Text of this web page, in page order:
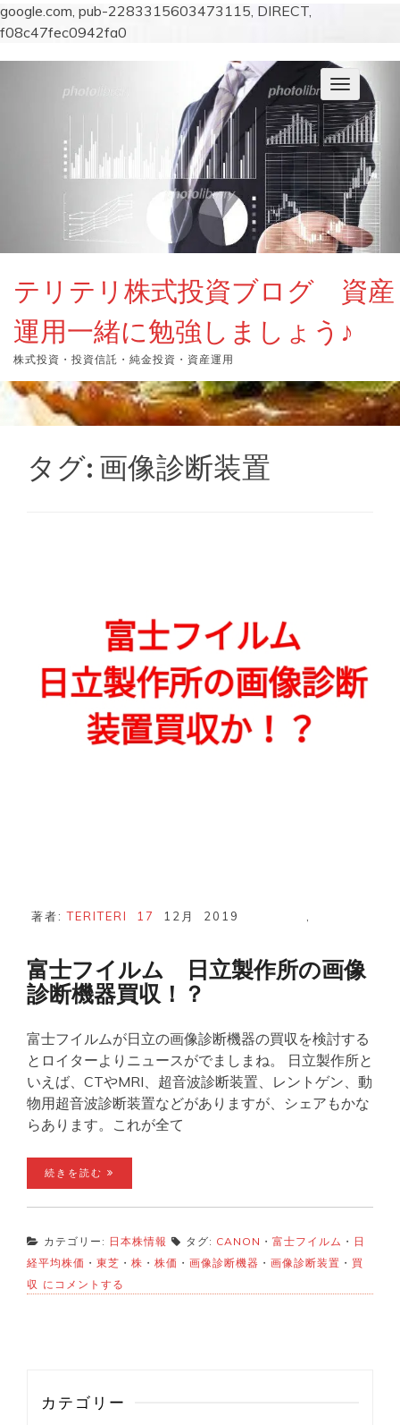
google.com, pub-2283315603473115, DIRECT,
f08c47fec0942fa0
ナ
ビ
ゲ
ー
シ
ョ
ン
を
切
り
替
テリテリ株式投資ブログ 資産
運用一緒に勉強しましょう♪
株式投資・投資信託・純金投資・資産運用
タグ: 画像診断装置
著者:TERITERI 17 12月 2019
富士フイルム 日立製作所の画像
診断機器買収！？
富士フイルムが日立の画像診断機器の買収を検討する
とロイターよりニュースがでましまね。 日立製作所と
いえば、CTやMRI、超音波診断装置、レントゲン、動
物用超音波診断装置などがありますが、シェアもかな
らあります。これが全て
続きを読む
カテゴリー: 日本株情報 タグ: CANON ・ 富士フイルム ・ 日
経平均株価 ・ 東芝 ・ 株 ・ 株価 ・ 画像診断機器 ・ 画像診断装置 ・ 買
収 富
士
製
にコメントする
カテゴリー